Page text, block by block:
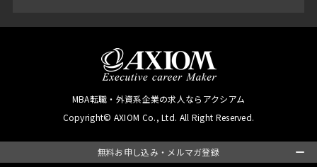
無料お申し込み・メルマガ登録
MBA転職・外資系企業の求人ならアクシアム
Copyright© AXIOM Co., Ltd. All Right Reserved.